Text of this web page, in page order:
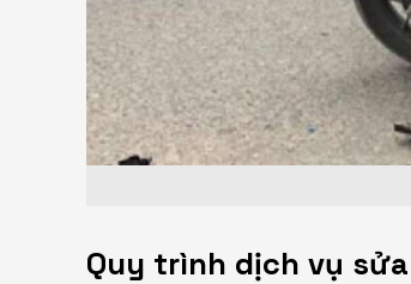
Quy trình dịch vụ